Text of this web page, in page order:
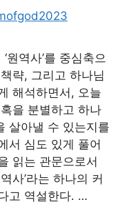
원역사’를 중심축으
략, 그리고 하나님
해석하면서, 오늘
을 분별하고 하나
살아낼 수 있는지를
서 심도 있게 풀어
읽는 관문으로서
사’라는 하나의 커
고 역설한다. …